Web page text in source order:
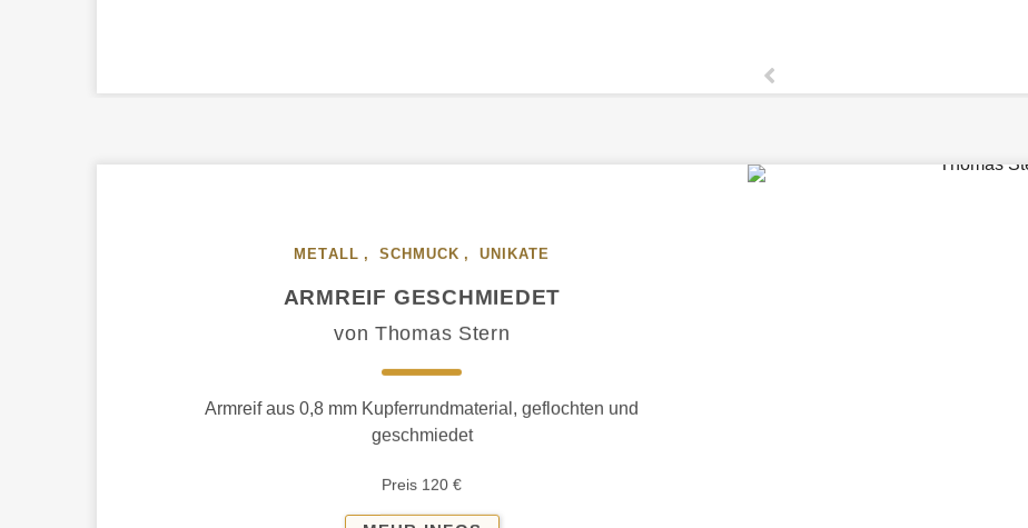
METALL , SCHMUCK , UNIKATE
ARMREIF GESCHMIEDET
von Thomas Stern
Armreif aus 0,8 mm Kupferrundmaterial, geflochten und
geschmiedet
Preis 120 €